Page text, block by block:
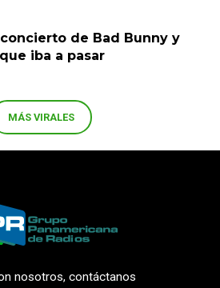
de Bad Bunny y
iba a pasar
MÁS VIRALES
nosotros, contáctanos